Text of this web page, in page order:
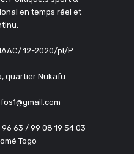
en temps réel et
12-2020/pl/P
quartier Nukafu
63 / 99 08 19 54 03
Togo